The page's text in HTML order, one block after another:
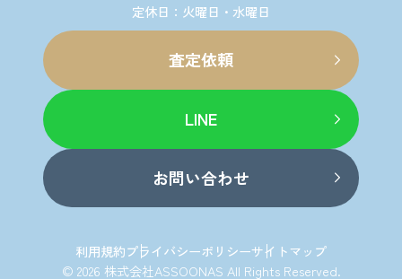
定休日：火曜日・水曜日
査定依頼
LINE
お問い合わせ
利用規約プライバシーポリシーサイトマップ
© 2026 株式会社ASSOONAS All Rights Reserved.